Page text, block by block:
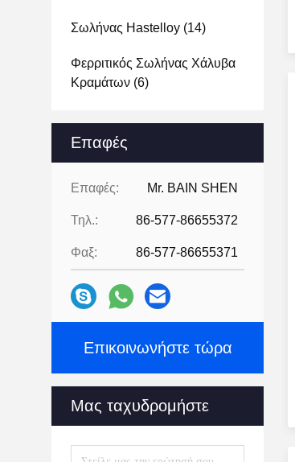
Σωλήνας Hastelloy (14)
Φερριτικός Σωλήνας Χάλυβα
Κραμάτων (6)
Επαφές
Επαφές: Mr. BAIN SHEN
Τηλ.: 86-577-86655372
Φαξ: 86-577-86655371
Επικοινωνήστε τώρα
Μας ταχυδρομήστε